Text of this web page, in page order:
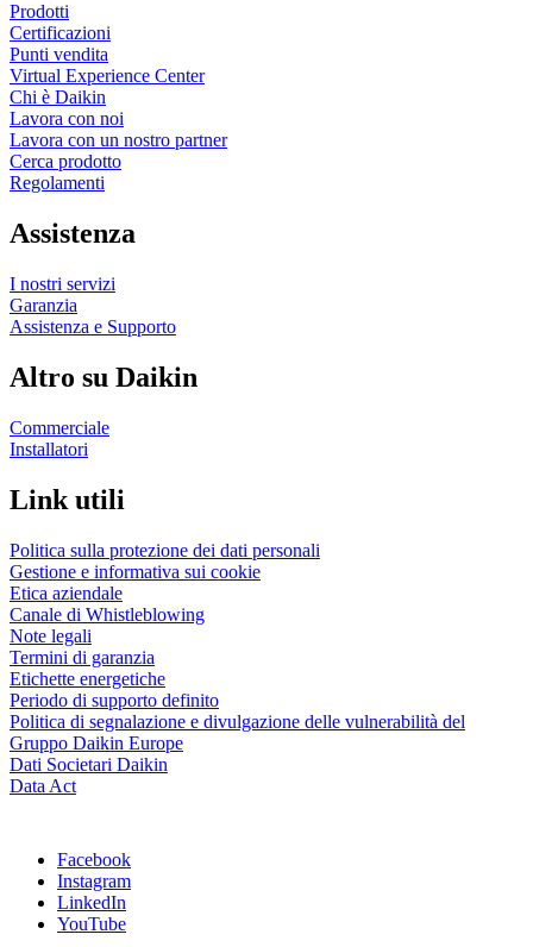
Prodotti
Certificazioni
Punti vendita
Virtual Experience Center
Chi è Daikin
Lavora con noi
Lavora con un nostro partner
Cerca prodotto
Regolamenti
Assistenza
I nostri servizi
Garanzia
Assistenza e Supporto
Altro su Daikin
Commerciale
Installatori
Link utili
Politica sulla protezione dei dati personali
Gestione e informativa sui cookie
Etica aziendale
Canale di Whistleblowing
Note legali
Termini di garanzia
Etichette energetiche
Periodo di supporto definito
Politica di segnalazione e divulgazione delle vulnerabilità del
Gruppo Daikin Europe
Dati Societari Daikin
Data Act
Facebook
Instagram
LinkedIn
YouTube